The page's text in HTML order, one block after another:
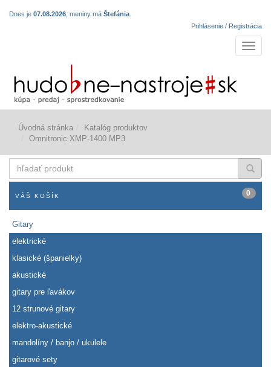
Dnes je 07.08.2026 , meniny má Štefánia
Prihlásenie / Registrácia
Úvodná stránka
Katalóg produktov
Omnitronic XMP-1400 MP3
produkt
VÁŠ KOŠÍK 0
Gitary
elektrické
klasické (španielky)
akustické
gitary pre ľavákov
12 strunové gitary
elektro-akustické
mandolíny / banjo / ukulele
gitarové sety